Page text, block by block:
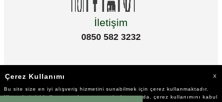
İletişim
0850 582 3232
Çerez Kullanımı X
Bu site size en iyi alışveriş hizmetini sunabilmek için çerez kullanmaktadır.
Hizmetlerimizi kullanmaya devam etmeniz durumunda, çerez kullanımını kabul